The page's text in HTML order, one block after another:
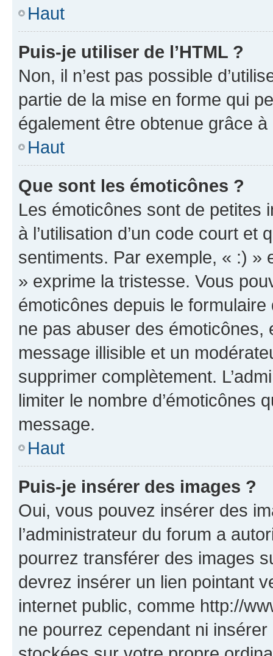
Haut
Puis-je utiliser de l’HTML ?
Non, il n’est pas possible
partie de la mise en forme qui
également être obtenue grâce à
Haut
Que sont les émoticônes ?
Les émoticônes sont de petites
à l’utilisation d’un code court et
sentiments. Par exemple, « :) »
» exprime la tristesse. Vous
émoticônes depuis le
ne pas abuser des
message illisible et un
supprimer complètement.
limiter le nombre d’émoticônes
message.
Haut
Puis-je insérer des images ?
Oui, vous pouvez insérer des
l’administrateur du forum a
pourrez transférer des images
devrez insérer un lien pointant
internet public, comme http://
ne pourrez cependant ni